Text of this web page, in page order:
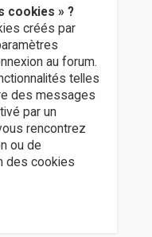
cookies » ?
créés par
au forum.
telles
des messages
par un
rencontrez
ou de
des cookies